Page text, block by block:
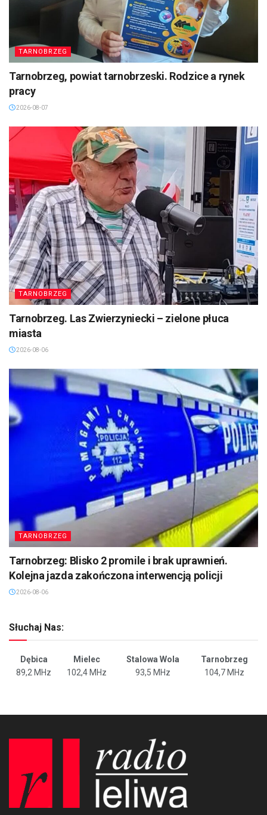
TARNOBRZEG
Tarnobrzeg, powiat tarnobrzeski. Rodzice a rynek
pracy
2026-08-07
TARNOBRZEG
Tarnobrzeg. Las Zwierzyniecki – zielone płuca
miasta
2026-08-06
TARNOBRZEG
Tarnobrzeg: Blisko 2 promile i brak uprawnień.
Kolejna jazda zakończona interwencją policji
2026-08-06
Słuchaj Nas:
Dębica Mielec Stalowa Wola
Tarnobrzeg
89,2 MHz
102,4 MHz 93,5 MHz 104,7 MHz